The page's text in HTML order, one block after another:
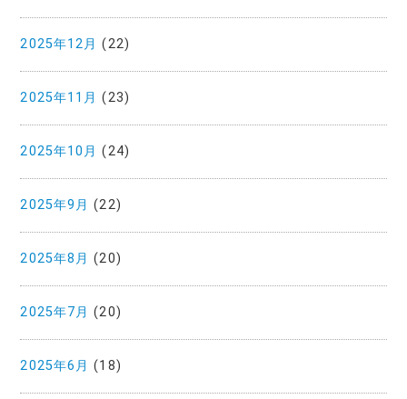
2025年12月 (22)
2025年11月 (23)
2025年10月 (24)
2025年9月 (22)
2025年8月 (20)
2025年7月 (20)
2025年6月 (18)